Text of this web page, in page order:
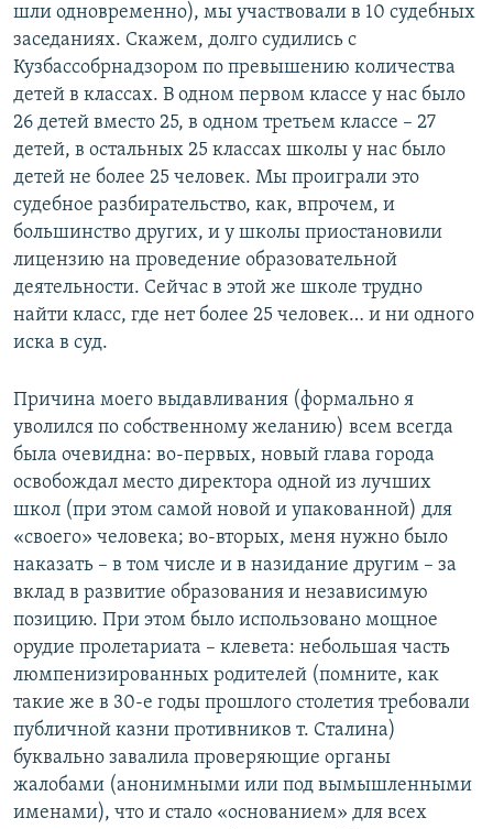
шли одновременно), мы участвовали в 10 судебных
заседаниях. Скажем, долго судились с
Кузбассобрнадзором по превышению количества
детей в классах. В одном первом классе у нас было
26 детей вместо 25, в одном третьем классе – 27
детей, в остальных 25 классах школы у нас было
детей не более 25 человек. Мы проиграли это
судебное разбирательство, как, впрочем, и
большинство других, и у школы приостановили
лицензию на проведение образовательной
деятельности. Сейчас в этой же школе трудно
найти класс, где нет более 25 человек… и ни одного
иска в суд.
Причина моего выдавливания (формально я
уволился по собственному желанию) всем всегда
была очевидна: во-первых, новый глава города
освобождал место директора одной из лучших
школ (при этом самой новой и упакованной) для
«своего» человека; во-вторых, меня нужно было
наказать – в том числе и в назидание другим – за
вклад в развитие образования и независимую
позицию. При этом было использовано мощное
орудие пролетариата – клевета: небольшая часть
люмпенизированных родителей (помните, как
такие же в 30-е годы прошлого столетия требовали
публичной казни противников т. Сталина)
буквально завалила проверяющие органы
жалобами (анонимными или под вымышленными
именами), что и стало «основанием» для всех